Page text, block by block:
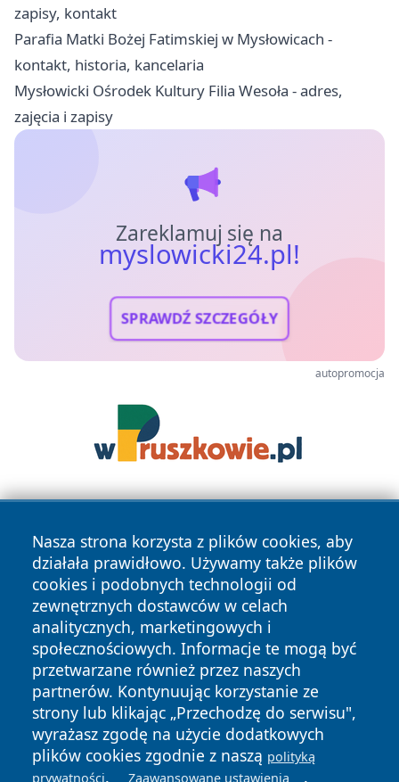
zapisy, kontakt
Parafia Matki Bożej Fatimskiej w Mysłowicach -
kontakt, historia, kancelaria
Mysłowicki Ośrodek Kultury Filia Wesoła - adres,
zajęcia i zapisy
Zareklamuj się na
myslowicki24.pl!
SPRAWDŹ SZCZEGÓŁY
autopromocja
Nasza strona korzysta z plików cookies, aby
działała prawidłowo. Używamy także plików
cookies i podobnych technologii od
zewnętrznych dostawców w celach
analitycznych, marketingowych i
społecznościowych. Informacje te mogą być
przetwarzane również przez naszych
partnerów. Kontynuując korzystanie ze
strony lub klikając „Przechodzę do serwisu",
wyrażasz zgodę na użycie dodatkowych
plików cookies zgodnie z naszą polityką
prywatności. Zaawansowane ustawienia .
Copyright © 2026 myslowicki24.pl Wszystkie prawa
zastrzeżone.
News Autorzy
Polityka
Prywatności
Polityka
Cookies